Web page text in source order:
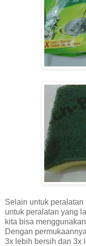
Selain untuk
untuk peralatan yang
kita bisa
Dengan
3x lebih bersih dan 3x